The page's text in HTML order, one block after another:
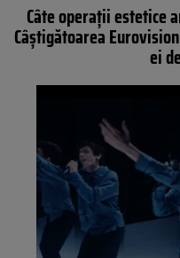
Câte operații estetice
Câștigătoarea
ei